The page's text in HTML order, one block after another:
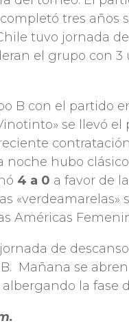
tres años
tuvo jornada
el grupo con 3
B con el partido
se llevó
noche hubo
4 a 0 a favor de
«verdeamarelas»
Américas
de
Mañana se
la fase